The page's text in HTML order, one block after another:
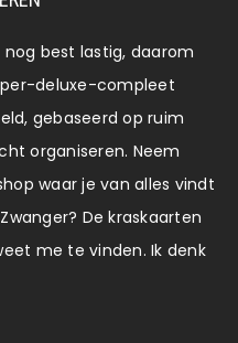
nog best lastig, daarom
deluxe-compleet
gebaseerd op ruim
organiseren. Neem
waar je van alles vindt
De kraskaarten
me te vinden. Ik denk